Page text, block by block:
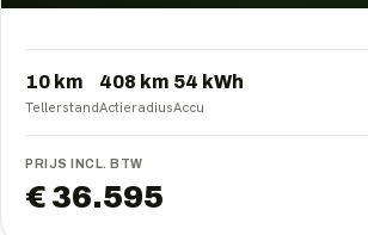
10 km
Tellerstand
408 km
Actieradius
54 kWh
Accu
PRIJS INCL. BTW
€ 36.595